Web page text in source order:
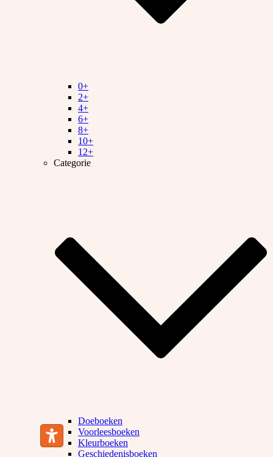
0+
2+
4+
6+
8+
10+
12+
Categorie
Doeboeken
Voorleesboeken
Kleurboeken
Geschiedenisboeken